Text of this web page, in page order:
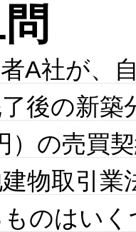
A社が、
後の新築
）の売買
物取引業
のはい